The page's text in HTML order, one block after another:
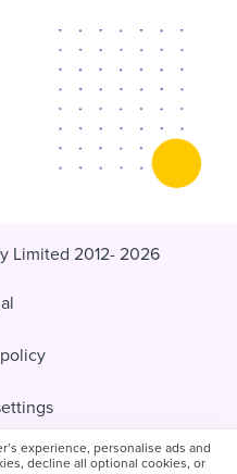
experience, personalise ads and
decline all optional cookies, or
Limited 2012- 2026
information